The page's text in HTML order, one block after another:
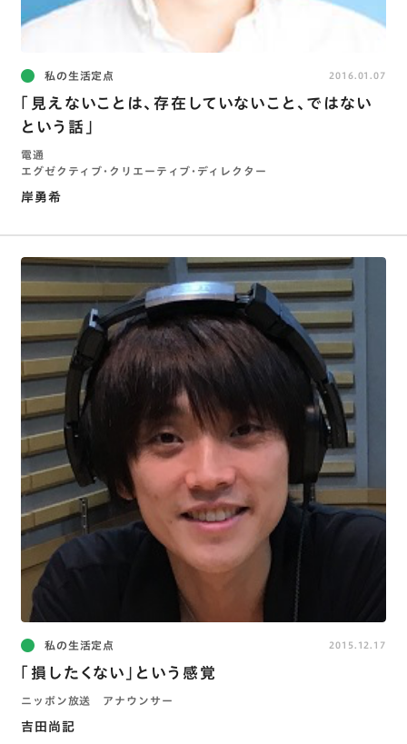
私の生活定点
「見えないことは、存在していないこと、ではない
という話」
電通
エグゼクティブ・クリエーティブ・ディレクター
岸勇希
2016.01.07
私の生活定点
「損したくない」という感覚
ニッポン放送 アナウンサー
吉田尚記
2015.12.17